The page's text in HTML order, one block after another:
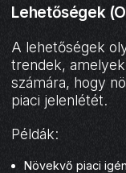
Lehetőségek
A lehetőségek
trendek,
számára, hogy
piaci jelenlétét.
Példák:
Növekvő piaci